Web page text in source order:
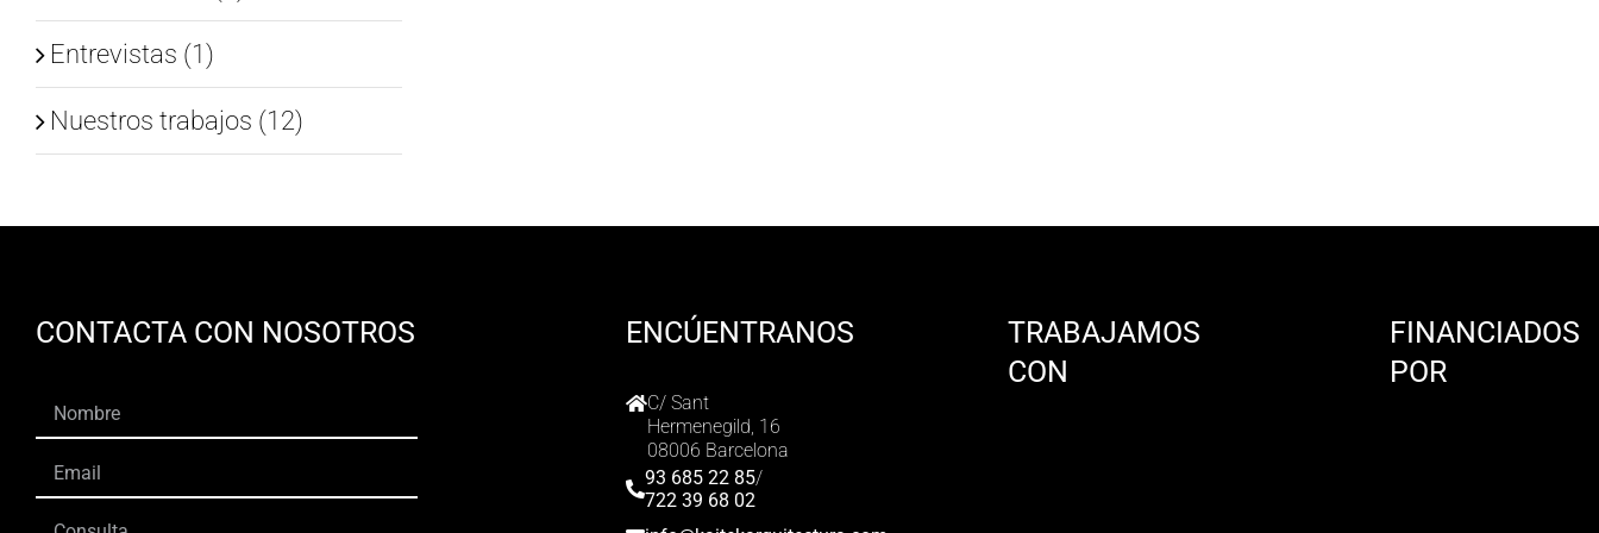
Entrevistas (1)
Nuestros trabajos (12)
CONTACTA CON NOSOTROS ENCÚENTRANOS
C/ Sant
Hermenegild, 16
08006 Barcelona
93 685 22 85/
722 39 68 02
TRABAJAMOS
CON
FINANCIADOS
POR